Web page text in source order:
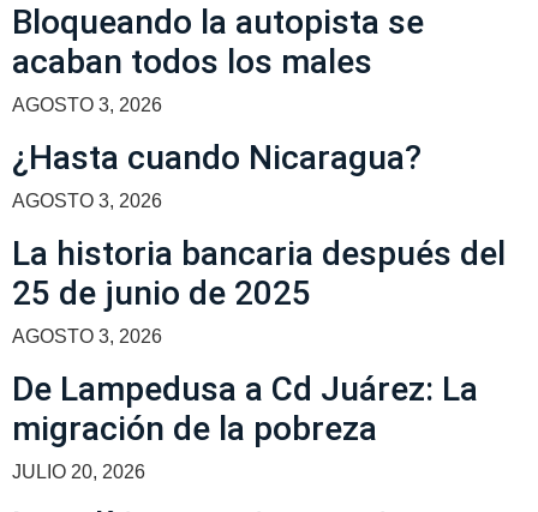
Bloqueando la autopista se
acaban todos los males
AGOSTO 3, 2026
¿Hasta cuando Nicaragua?
AGOSTO 3, 2026
La historia bancaria después del
25 de junio de 2025
AGOSTO 3, 2026
De Lampedusa a Cd Juárez: La
migración de la pobreza
JULIO 20, 2026